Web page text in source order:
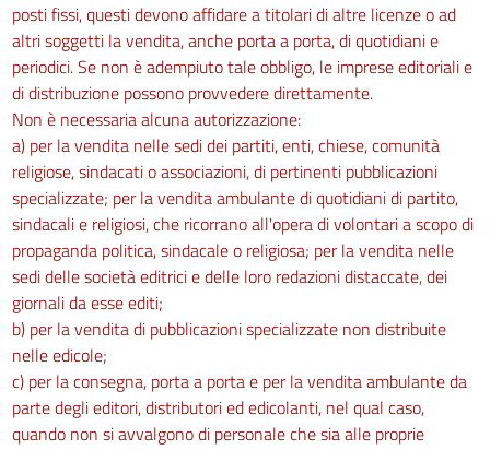
posti fissi, questi devono affidare a titolari di altre licenze o ad
altri soggetti la vendita, anche porta a porta, di quotidiani e
periodici. Se non è adempiuto tale obbligo, le imprese editoriali e
di distribuzione possono provvedere direttamente.
Non è necessaria alcuna autorizzazione:
a) per la vendita nelle sedi dei partiti, enti, chiese, comunità
religiose, sindacati o associazioni, di pertinenti pubblicazioni
specializzate; per la vendita ambulante di quotidiani di partito,
sindacali e religiosi, che ricorrano all'opera di volontari a scopo di
propaganda politica, sindacale o religiosa; per la vendita nelle
sedi delle società editrici e delle loro redazioni distaccate, dei
giornali da esse editi;
b) per la vendita di pubblicazioni specializzate non distribuite
nelle edicole;
c) per la consegna, porta a porta e per la vendita ambulante da
parte degli editori, distributori ed edicolanti, nel qual caso,
quando non si avvalgono di personale che sia alle proprie